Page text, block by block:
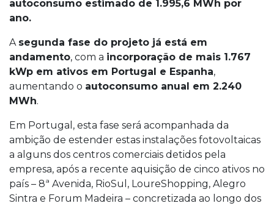
autoconsumo estimado de 1.995,6 MWh por
ano.
A segunda fase do projeto já está em
andamento, com a incorporação de mais 1.767
kWp em ativos em Portugal e Espanha,
aumentando o autoconsumo anual em 2.240
MWh.
Em Portugal, esta fase será acompanhada da
ambição de estender estas instalações fotovoltaicas
a alguns dos centros comerciais detidos pela
empresa, após a recente aquisição de cinco ativos no
país – 8ª Avenida, RioSul, LoureShopping, Alegro
Sintra e Forum Madeira – concretizada ao longo dos